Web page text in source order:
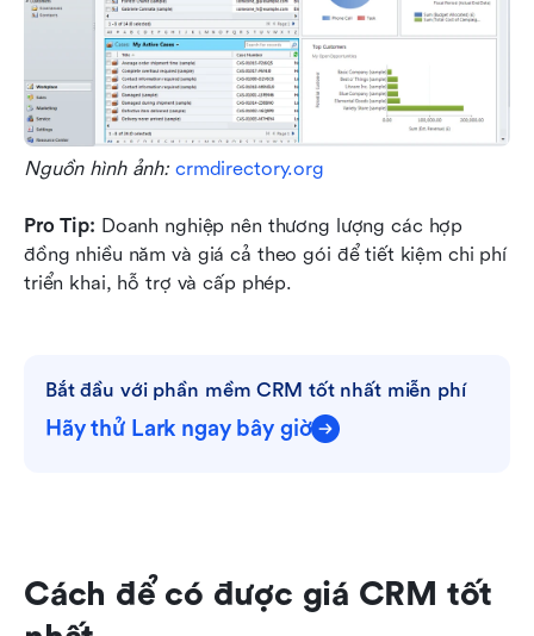
Nguồn hình ảnh: crmdirectory.org
Pro Tip: Doanh nghiệp nên thương lượng các hợp
đồng nhiều năm và giá cả theo gói để tiết kiệm chi phí
triển khai, hỗ trợ và cấp phép.
Bắt đầu với phần mềm CRM tốt nhất miễn phí
Hãy thử Lark ngay bây giờ
Cách để có được giá CRM tốt